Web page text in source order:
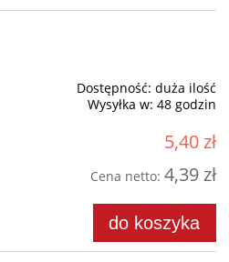
Dostępność: duża ilość
Wysyłka w: 48 godzin
5,40 zł
Cena netto: 4,39 zł
do koszyka